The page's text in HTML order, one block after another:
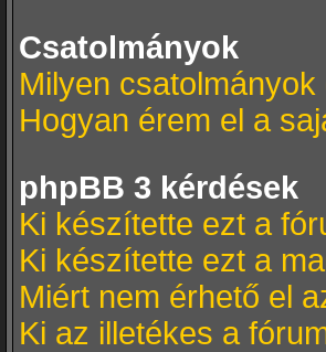
Csatolmányok
Milyen
Hogyan érem el a
phpBB 3 kérdések
Ki készítette ezt a
Ki készítette ezt a
Miért nem érhető el
Ki az illetékes a